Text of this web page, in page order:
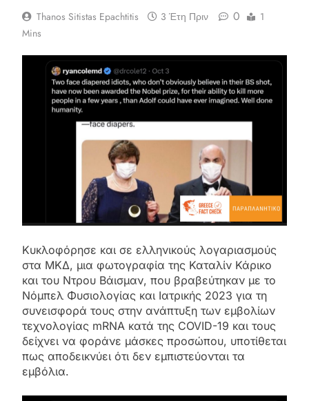
Thanos Sitistas Epachtitis 3 Έτη Πριν 0
1
Mins
Κυκλοφόρησε και σε ελληνικούς λογαριασμούς
στα ΜΚΔ, μια φωτογραφία της Καταλίν Κάρικο
και του Ντρου Βάισμαν, που βραβεύτηκαν με το
Νόμπελ Φυσιολογίας και Ιατρικής 2023 για τη
συνεισφορά τους στην ανάπτυξη των εμβολίων
τεχνολογίας mRNA κατά της COVID-19 και τους
δείχνει να φοράνε μάσκες προσώπου, υποτίθεται
πως αποδεικνύει ότι δεν εμπιστεύονται τα
εμβόλια.